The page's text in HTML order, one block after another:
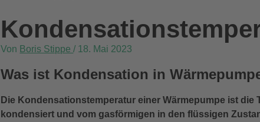
Von Boris Stippe/ 18. Mai 2023
Was ist Kondensation in
Die Kondensationstemperatur einer Wärmepumpe ist
kondensiert und vom gasförmigen in den flüssigen